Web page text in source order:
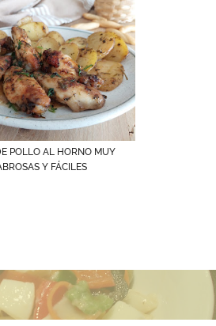
POLLO AL HORNO MUY
Y FÁCILES